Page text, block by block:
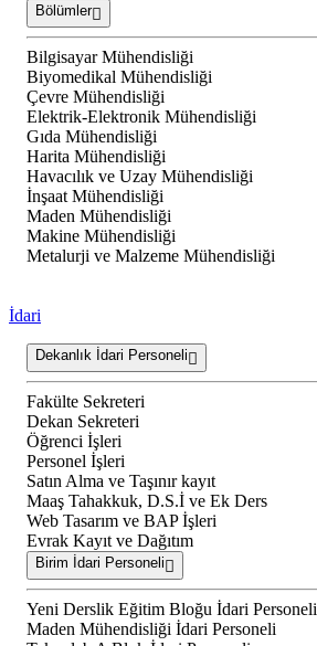
Bölümler
Bilgisayar Mühendisliği
Biyomedikal Mühendisliği
Çevre Mühendisliği
Elektrik-Elektronik Mühendisliği
Gıda Mühendisliği
Harita Mühendisliği
Havacılık ve Uzay Mühendisliği
İnşaat Mühendisliği
Maden Mühendisliği
Makine Mühendisliği
Metalurji ve Malzeme Mühendisliği
İdari
Dekanlık İdari Personeli
Fakülte Sekreteri
Dekan Sekreteri
Öğrenci İşleri
Personel İşleri
Satın Alma ve Taşınır kayıt
Maaş Tahakkuk, D.S.İ ve Ek Ders
Web Tasarım ve BAP İşleri
Evrak Kayıt ve Dağıtım
Birim İdari Personeli
Yeni Derslik Eğitim Bloğu İdari Personeli
Maden Mühendisliği İdari Personeli